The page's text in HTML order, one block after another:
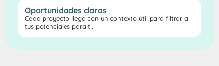
Oportunidades claras
Cada proyecto llega con un contexto útil para filtrar a
tus potenciales para ti.